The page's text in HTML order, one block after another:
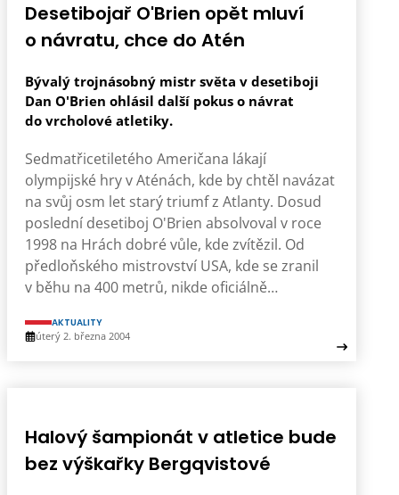
Desetibojař O'Brien opět mluví
o návratu, chce do Atén
Bývalý trojnásobný mistr světa v desetiboji
Dan O'Brien ohlásil další pokus o návrat
do vrcholové atletiky.
Sedmatřicetiletého Američana lákají
olympijské hry v Aténách, kde by chtěl navázat
na svůj osm let starý triumf z Atlanty. Dosud
poslední desetiboj O'Brien absolvoval v roce
1998 na Hrách dobré vůle, kde zvítězil. Od
předloňského mistrovství USA, kde se zranil
v běhu na 400 metrů, nikde oficiálně…
AKTUALITY
úterý 2. března 2004
Halový šampionát v atletice bude
bez výškařky Bergqvistové